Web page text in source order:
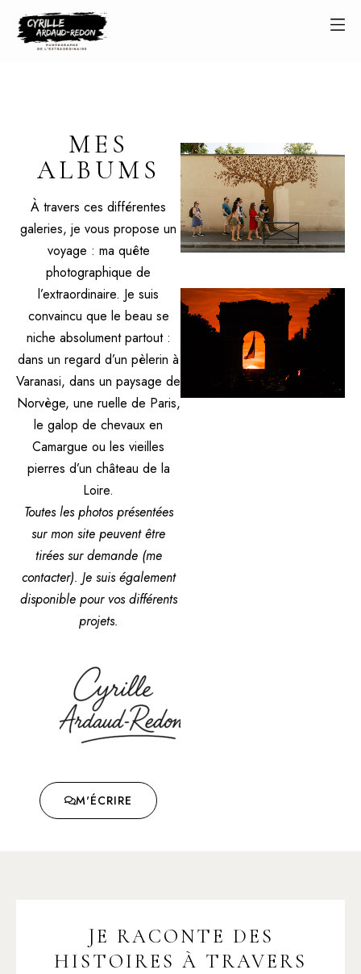
MES
ALBUMS
À travers ces différentes
galeries, je vous propose un
voyage : ma quête
photographique de
l’extraordinaire. Je suis
convaincu que le beau se
niche absolument partout :
dans un regard d’un pèlerin à
Varanasi, dans un paysage de
Norvège, une ruelle de Paris,
le galop de chevaux en
Camargue ou les vieilles
pierres d’un château de la
Loire.
Toutes les photos présentées
sur mon site peuvent être
tirées sur demande (me
contacter). Je suis également
disponible pour vos différents
projets.
M'ÉCRIRE
JE RACONTE DES
HISTOIRES À TRAVERS